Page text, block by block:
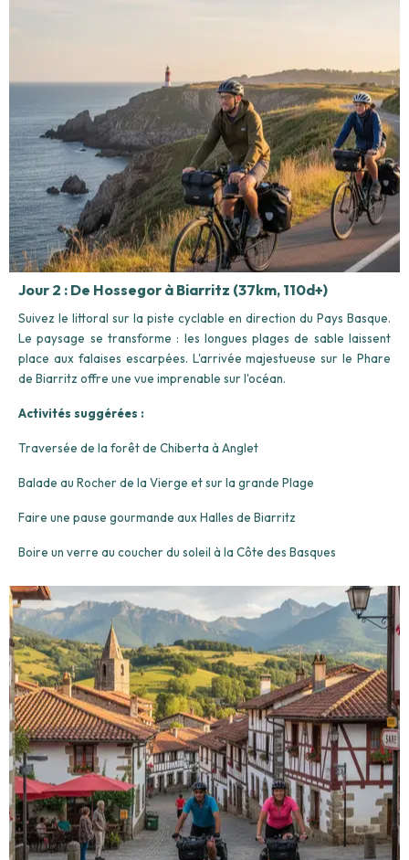
Jour 2 : De Hossegor à Biarritz (37km, 110d+)
Suivez le littoral sur la piste cyclable en direction du Pays Basque.
Le paysage se transforme : les longues plages de sable laissent
place aux falaises escarpées. L'arrivée majestueuse sur le Phare
de Biarritz offre une vue imprenable sur l'océan.
Activités suggérées :
Traversée de la forêt de Chiberta à Anglet
Balade au Rocher de la Vierge et sur la grande Plage
Faire une pause gourmande aux Halles de Biarritz
Boire un verre au coucher du soleil à la Côte des Basques